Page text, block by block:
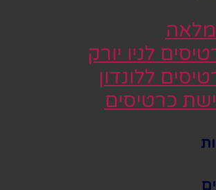
לניו יורק
ללונדון
כרטיסים